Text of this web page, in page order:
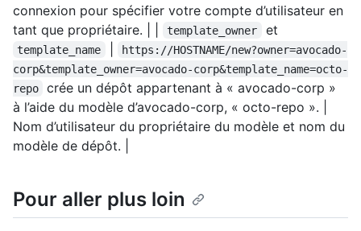
connexion pour spécifier votre compte d’utilisateur en
tant que propriétaire. | |
template_owner et
template_name
https://HOSTNAME/new?owner=avocado-
corp&template_owner=avocado-corp&template_name=octo-
repo
crée un dépôt appartenant à « avocado-corp »
à l’aide du modèle d’avocado-corp, « octo-repo ». |
Nom d’utilisateur du propriétaire du modèle et nom du
modèle de dépôt. |
Pour aller plus loin